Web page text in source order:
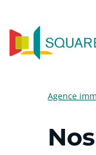
Agence